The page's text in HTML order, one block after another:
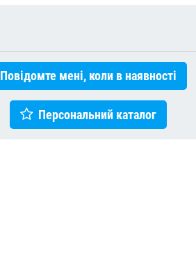
Повідомте мені, коли в наявності
Персональний каталог